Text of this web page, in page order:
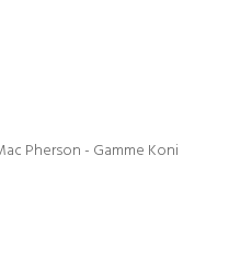
Pherson - Gamme Koni